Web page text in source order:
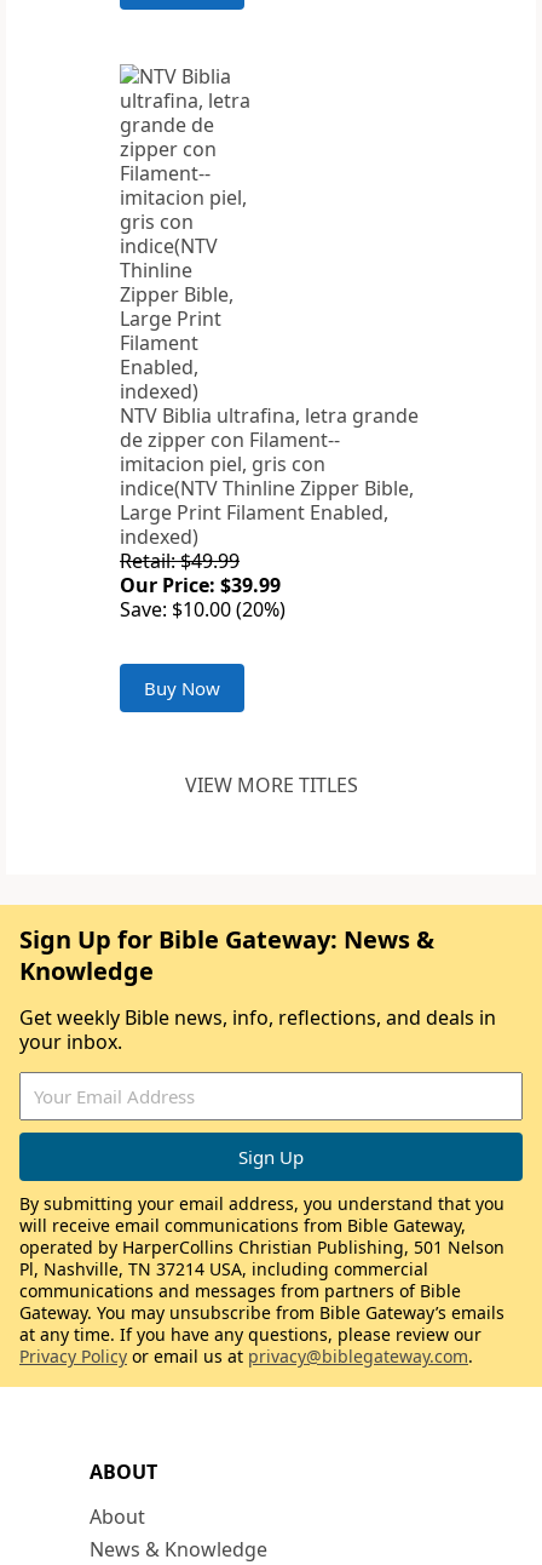
NTV Biblia ultrafina, letra grande
de zipper con Filament--
imitacion piel, gris con
indice(NTV Thinline Zipper Bible,
Large Print Filament Enabled,
indexed)
Retail: $49.99
Our Price: $39.99
Save: $10.00 (20%)
Buy Now
VIEW MORE TITLES
ABOUT
About
News & Knowledge
Sign Up for Bible Gateway: News &
Knowledge
Get weekly Bible news, info, reflections, and deals in
your inbox.
By submitting your email address, you understand that you
will receive email communications from Bible Gateway,
operated by HarperCollins Christian Publishing, 501 Nelson
Pl, Nashville, TN 37214 USA, including commercial
communications and messages from partners of Bible
Gateway. You may unsubscribe from Bible Gateway’s emails
at any time. If you have any questions, please review our
Privacy Policy or email us at privacy@biblegateway.com.